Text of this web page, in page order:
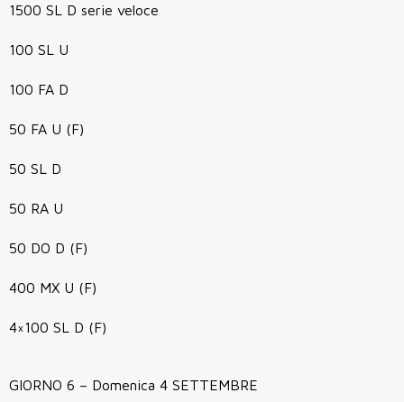
1500 SL D serie veloce
100 SL U
100 FA D
50 FA U (F)
50 SL D
50 RA U
50 DO D (F)
400 MX U (F)
4×100 SL D (F)
GIORNO 6 – Domenica 4 SETTEMBRE